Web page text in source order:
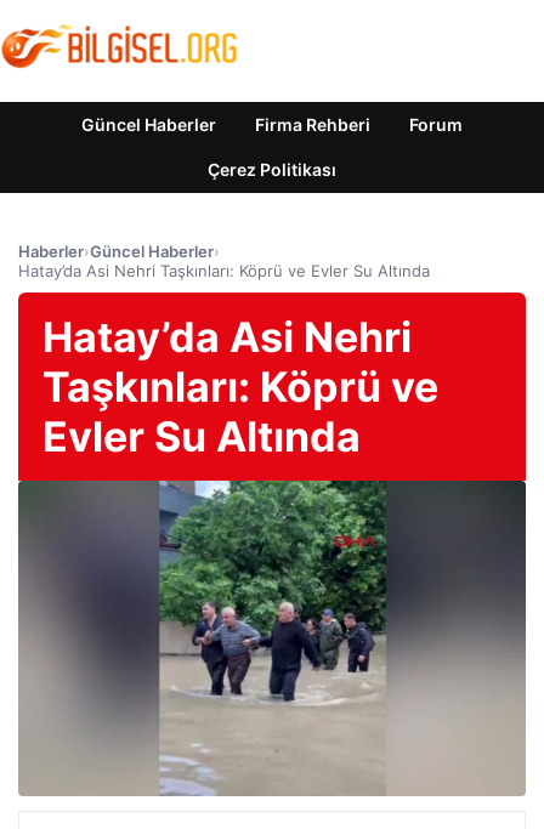
Güncel Haberler Firma Rehberi Forum
Çerez Politikası
Haberler›Güncel Haberler›
Hatay’da Asi Nehri Taşkınları: Köprü ve Evler Su Altında
Hatay’da Asi Nehri
Taşkınları: Köprü ve
Evler Su Altında